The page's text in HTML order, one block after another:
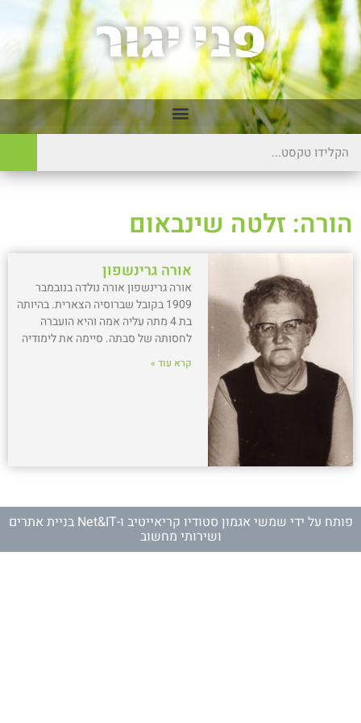
הורה: זלטה שינבאום
אורה גרינשפון
אורה גרינשפון אורה נולדה בנובמבר
1909 בקובל שברוסיה הצארית. בהיותה
בת 4 מתה עליה אמה והיא הועברה
לחסותה של סבתה. סיימה את לימודיה
קרא עוד »
פותח על ידי שמשי אגמון סטודיו קריאייטיב ו- Net&IT בניית אתרים
ושירותי מחשוב